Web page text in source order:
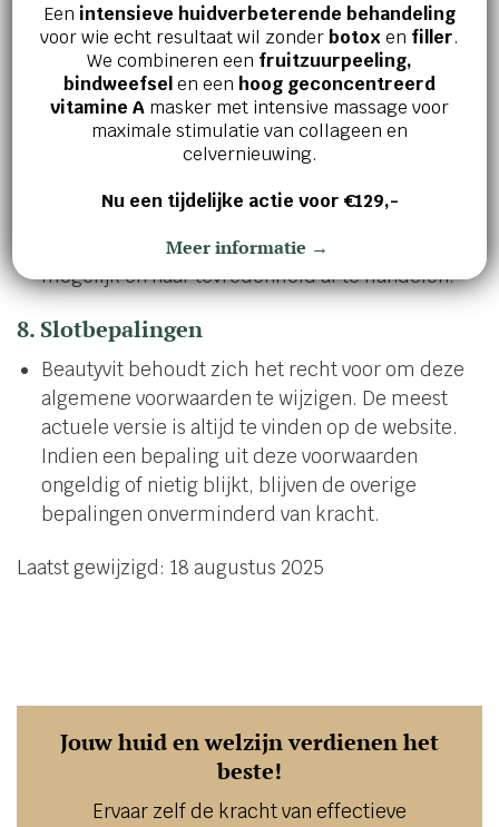
overeenkomst opschorten of annuleren.
7. Klachten
Eventuele klachten over producten of
behandelingen dienen binnen 7 dagen na
worden.
Beautyvit streeft ernaar om klachten zo snel
mogelijk en naar tevredenheid af te handelen.
8. Slotbepalingen
Beautyvit behoudt zich het recht voor om deze
algemene voorwaarden te wijzigen. De meest
actuele versie is altijd te vinden op de website.
Indien een bepaling uit deze voorwaarden
ongeldig of nietig blijkt, blijven de overige
bepalingen onverminderd van kracht.
Laatst gewijzigd: 18 augustus 2025
Jouw huid en welzijn verdienen het
beste!
Ervaar zelf de kracht van effectieve
Een intensieve huidverbeterende behandeling
voor wie echt resultaat wil zonderbotox en filler.
We combineren een fruitzuurpeeling,
bindweefselen een hoog geconcentreerd
vitamine A masker met intensive massage voor
maximale stimulatie van collageen en
celvernieuwing.
Nu een tijdelijke actie voor €129,-
Meer informatie →